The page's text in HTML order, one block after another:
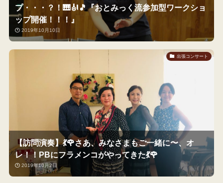
プ・・・？！🎹🎻🎵『おとみっく流参加型ワークショ
ップ開催！！！』
2019年10月10日
出張コンサート
【訪問演奏】💃🌹さあ、みなさまもご一緒に〜、オ
レ！！PBにフラメンコがやってきた💃🌹
2019年10月2日